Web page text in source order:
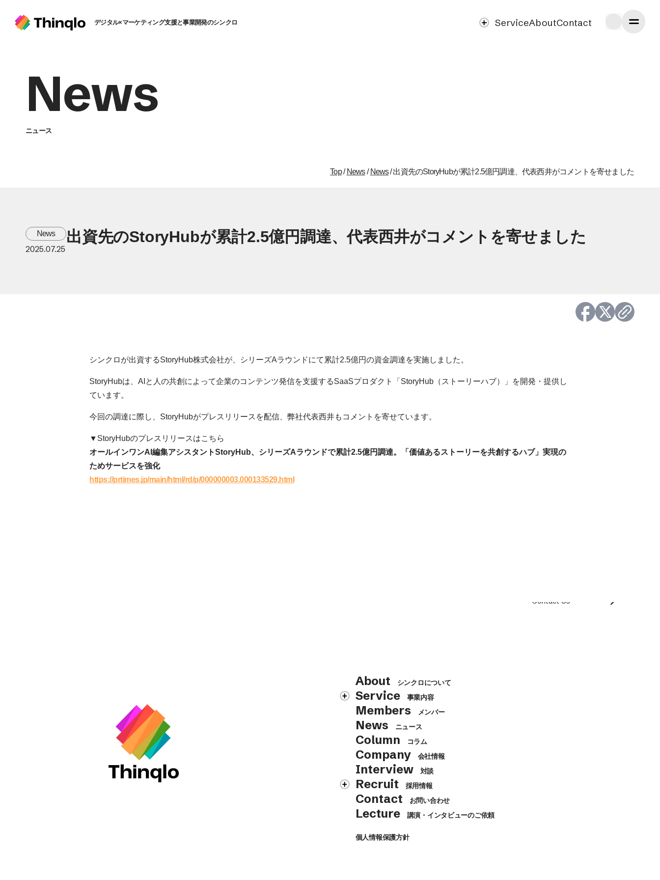
デジタル×マーケティング支援と事業開発のシンクロ ServiceAboutContact
News
ニュース
Top/ News / News/出資先のStoryHubが累計2.5億円調達、代表西井がコメントを寄せました
News
2025.07.25
出資先のStoryHubが累計2.5億円調達、代表西井がコメントを寄せました
シンクロが出資するStoryHub株式会社が、シリーズAラウンドにて累計2.5億円の資金調達を実施しました。
StoryHubは、AIと人の共創によって企業のコンテンツ発信を支援するSaaSプロダクト「StoryHub（ストーリーハブ）」を開発・提供し
ています。
今回の調達に際し、StoryHubがプレスリリースを配信、弊社代表西井もコメントを寄せています。
▼StoryHubのプレスリリースはこちら
オールインワンAI編集アシスタントStoryHub、シリーズAラウンドで累計2.5億円調達。「価値あるストーリーを共創するハブ」実現の
ためサービスを強化
https://prtimes.jp/main/html/rd/p/000000003.000133529.html
Contact Us
About シンクロについて
Service 事業内容
Members メンバー
News ニュース
Column コラム
Company 会社情報
Interview 対談
Recruit 採用情報
Contact お問い合わせ
Lecture 講演・インタビューのご依頼
個人情報保護方針